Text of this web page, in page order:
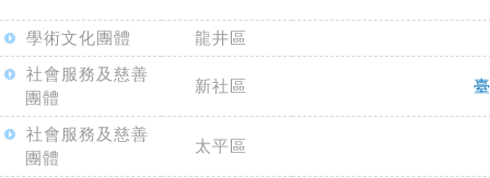
學術文化團體
龍井區
社會服務及慈善
團體
新社區
社會服務及慈善
團體
太平區